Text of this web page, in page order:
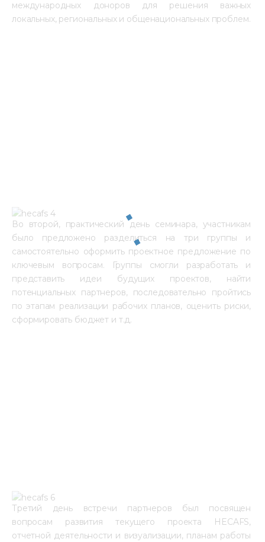
международных доноров для решения важных
локальных, региональных и общенациональных проблем.
Во второй, практический день семинара, участникам
было предложено разделиться на три группы и
самостоятельно оформить проектное предложение по
ключевым вопросам. Группы смогли разработать и
представить идеи будущих проектов, найти
потенциальных партнеров, последовательно пройтись
по этапам реализации рабочих планов, оценить риски,
сформировать бюджет и т.д.
Третий день встречи партнеров был посвящен
вопросам развития текущего проекта HECAFS,
отчетной деятельности и визуализации, планам работы